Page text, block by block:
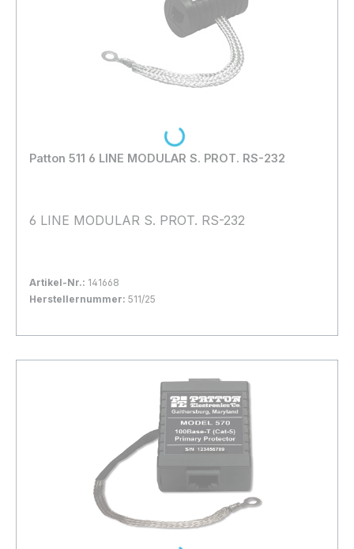
Patton 511 6 LINE MODULAR S. PROT. RS-232
6 LINE MODULAR S. PROT. RS-232
Artikel-Nr.: 141668
Herstellernummer: 511/25
In den Warenkorb
Loading...